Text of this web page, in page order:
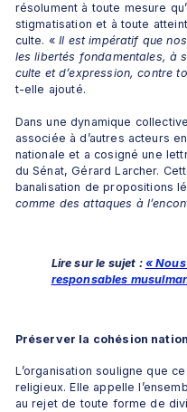
résolument à toute mesure
stigmatisation et à toute
culte. « Il est impératif que
les libertés fondamentales, à
culte et d’expression, contre
t-elle ajouté.
Dans une dynamique
associée à d’autres acteurs
nationale et a cosigné une
du Sénat, Gérard Larcher.
banalisation de propositions
comme des attaques à
Lire sur le sujet : «
responsables
Préserver la cohésion
L’organisation souligne que
religieux. Elle appelle
au rejet de toute forme de